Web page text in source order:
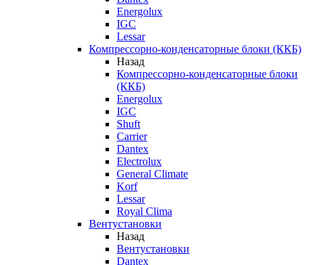
Energolux
IGC
Lessar
Компрессорно-конденсаторные блоки (ККБ)
Назад
Компрессорно-конденсаторные блоки
(ККБ)
Energolux
IGC
Shuft
Carrier
Dantex
Electrolux
General Climate
Korf
Lessar
Royal Clima
Вентустановки
Назад
Вентустановки
Dantex